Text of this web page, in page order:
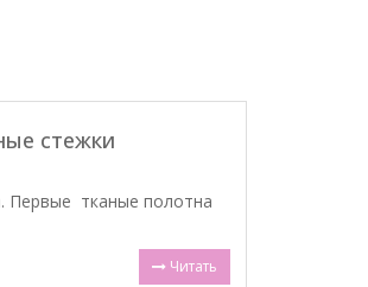
стежки
Первые тканые полотна
Читать